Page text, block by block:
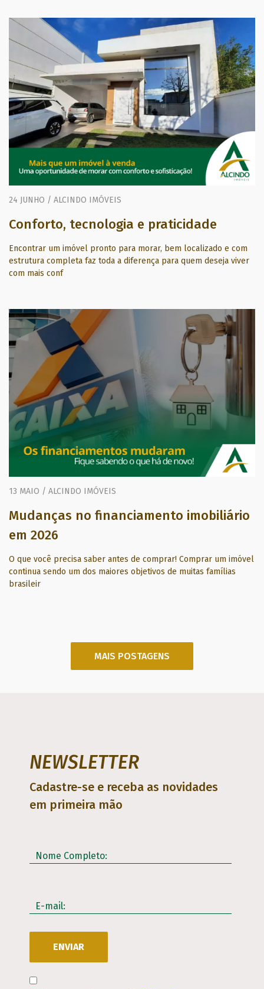
24 JUNHO / ALCINDO IMÓVEIS
Conforto, tecnologia e praticidade
Encontrar um imóvel pronto para morar, bem localizado e com
estrutura completa faz toda a diferença para quem deseja viver
com mais conf
13 MAIO / ALCINDO IMÓVEIS
Mudanças no financiamento imobiliário
em 2026
O que você precisa saber antes de comprar! Comprar um imóvel
continua sendo um dos maiores objetivos de muitas famílias
brasileir
MAIS POSTAGENS
NEWSLETTER
Cadastre-se e receba as novidades
em primeira mão
Nome Completo:
E-mail: